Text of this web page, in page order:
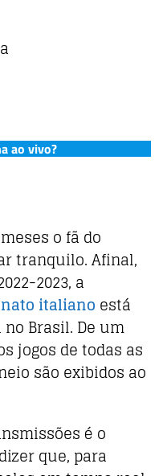
ao vivo?
o fã do
tranquilo. Afinal,
2023, a
italiano está
Brasil. De um
jogos de todas as
são exibidos ao
é o
que, para